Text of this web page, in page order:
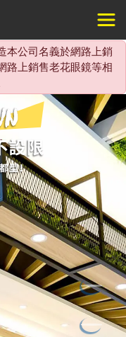
公司名義於網路上銷
路上銷售老花眼鏡等相